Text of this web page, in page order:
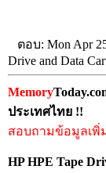
ตอบ: Mon Apr
Drive and Data
Memory
ประเทศไทย !!
สอบถามข้อมูลเพิ่
HP HPE Tape